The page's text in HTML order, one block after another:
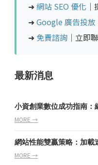
➜ 網站 SEO 優化
➜ Google 廣告投放
➜ 免費諮詢 ｜立即
最新消息
小資創業數位成功指南：
MORE →
網站性能雙贏策略：加載
MORE →